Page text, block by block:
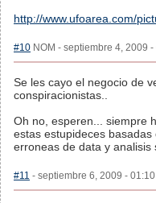
http://www.ufoarea.com/
#10 NOM - septiembre 4, 2009
Se les cayo el negocio de
conspiracionistas..
Oh no, esperen... siempre
estas estupideces
erroneas de data y
#11 - septiembre 6, 2009 -